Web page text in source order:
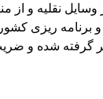
وسایل نقلیه و
گرفته شده و